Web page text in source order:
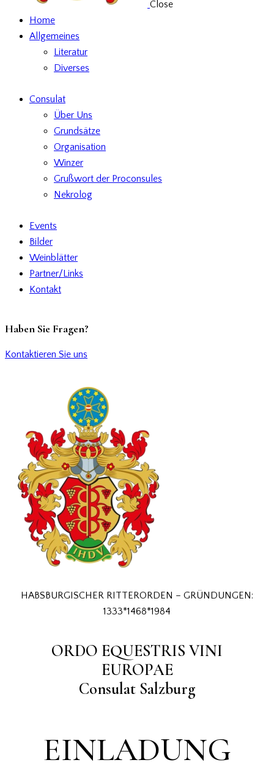
Close
Home
Allgemeines
Literatur
Diverses
Consulat
Über Uns
Grundsätze
Organisation
Winzer
Grußwort der Proconsules
Nekrolog
Events
Bilder
Weinblätter
Partner/Links
Kontakt
Haben Sie Fragen?
Kontaktieren Sie uns
HABSBURGISCHER RITTERORDEN – GRÜNDUNGEN:
1333*1468*1984
ORDO EQUESTRIS VINI
EUROPAE
Consulat Salzburg
EINLADUNG